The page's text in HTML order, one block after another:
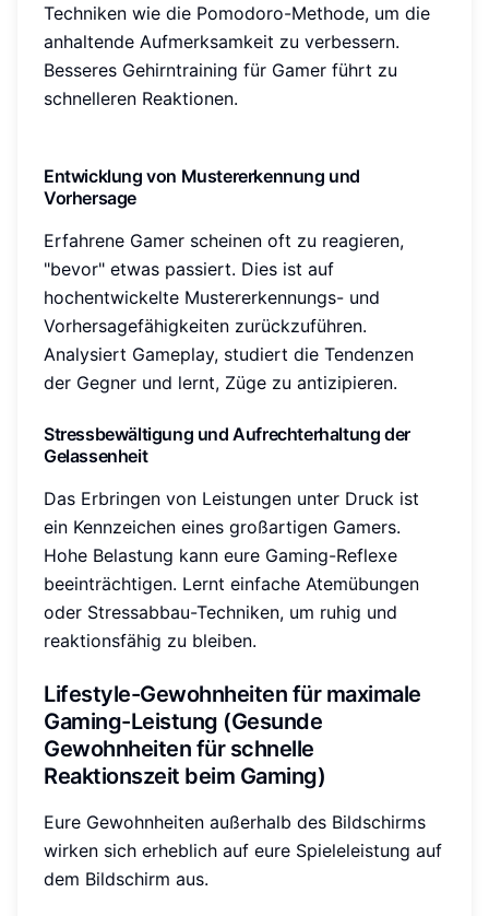
Techniken wie die Pomodoro-Methode, um die
anhaltende Aufmerksamkeit zu verbessern.
Besseres Gehirntraining für Gamer führt zu
schnelleren Reaktionen.
Entwicklung von Mustererkennung und
Vorhersage
Erfahrene Gamer scheinen oft zu reagieren,
"bevor" etwas passiert. Dies ist auf
hochentwickelte Mustererkennungs- und
Vorhersagefähigkeiten zurückzuführen.
Analysiert Gameplay, studiert die Tendenzen
der Gegner und lernt, Züge zu antizipieren.
Stressbewältigung und Aufrechterhaltung der
Gelassenheit
Das Erbringen von Leistungen unter Druck ist
ein Kennzeichen eines großartigen Gamers.
Hohe Belastung kann eure Gaming-Reflexe
beeinträchtigen. Lernt einfache Atemübungen
oder Stressabbau-Techniken, um ruhig und
reaktionsfähig zu bleiben.
Lifestyle-Gewohnheiten für maximale
Gaming-Leistung (Gesunde
Gewohnheiten für schnelle
Reaktionszeit beim Gaming)
Eure Gewohnheiten außerhalb des Bildschirms
wirken sich erheblich auf eure Spieleleistung auf
dem Bildschirm aus.